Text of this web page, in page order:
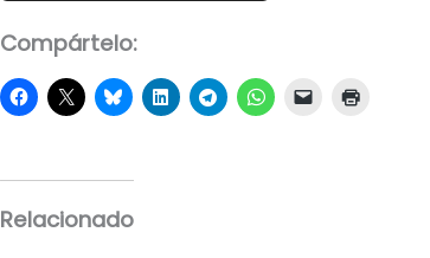
Compártelo:
Relacionado